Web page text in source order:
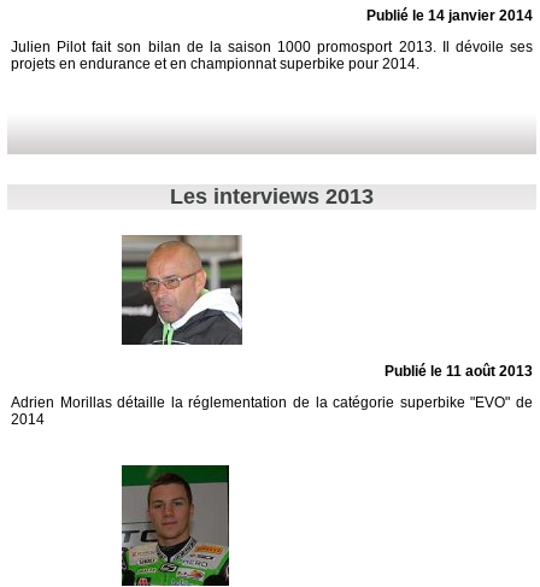
Publié le 14 janvier 2014
Julien Pilot fait son bilan de la saison 1000 promosport 2013. Il dévoile ses
projets en endurance et en championnat superbike pour 2014.
Les interviews 2013
Publié le 11 août 2013
Adrien Morillas détaille la réglementation de la catégorie superbike "EVO" de
2014